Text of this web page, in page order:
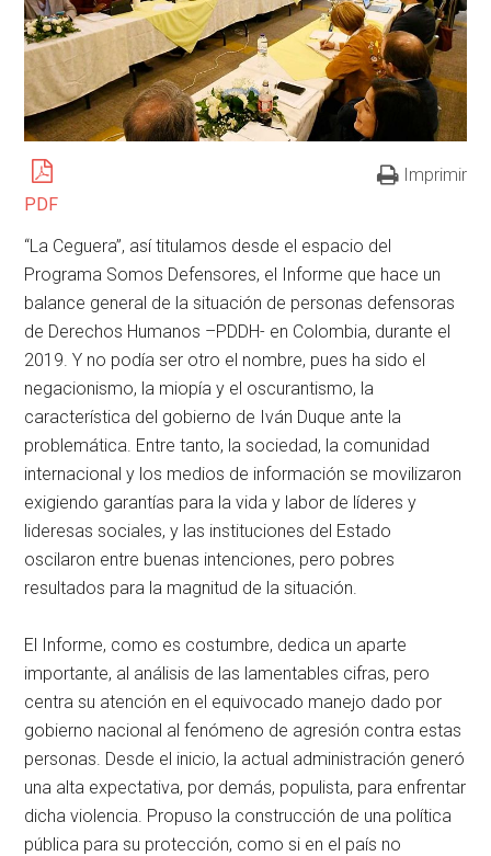
PDF
Imprimir
“La Ceguera”, así titulamos desde el espacio del
Programa Somos Defensores, el Informe que hace un
balance general de la situación de personas defensoras
de Derechos Humanos –PDDH- en Colombia, durante el
2019. Y no podía ser otro el nombre, pues ha sido el
negacionismo, la miopía y el oscurantismo, la
característica del gobierno de Iván Duque ante la
problemática. Entre tanto, la sociedad, la comunidad
internacional y los medios de información se movilizaron
exigiendo garantías para la vida y labor de líderes y
lideresas sociales, y las instituciones del Estado
oscilaron entre buenas intenciones, pero pobres
resultados para la magnitud de la situación.
El Informe, como es costumbre, dedica un aparte
importante, al análisis de las lamentables cifras, pero
centra su atención en el equivocado manejo dado por
gobierno nacional al fenómeno de agresión contra estas
personas. Desde el inicio, la actual administración generó
una alta expectativa, por demás, populista, para enfrentar
dicha violencia. Propuso la construcción de una política
pública para su protección, como si en el país no